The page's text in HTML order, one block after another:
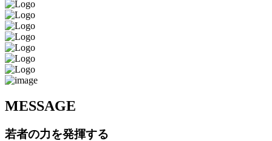
MESSAGE
若者の力を発揮する